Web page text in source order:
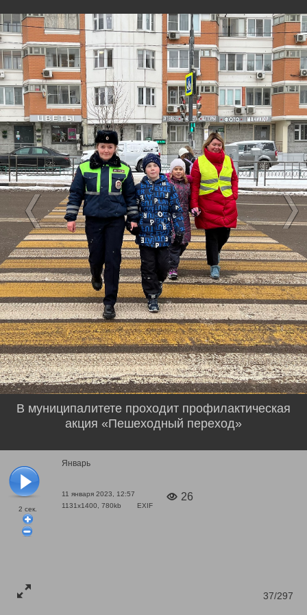
2 сек.
Январь
11 января 2023, 12:57
1131x1400, 780kb
EXIF
26
37/297
В муниципалитете проходит профилактическая
акция «Пешеходный переход»